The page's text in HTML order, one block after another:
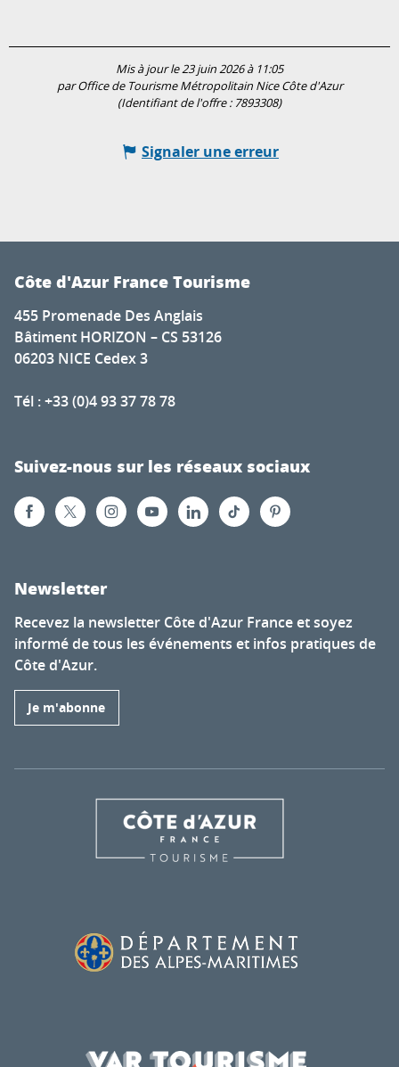
Mis à jour le 23 juin 2026 à 11:05
par Office de Tourisme Métropolitain Nice Côte d'Azur
(Identifiant de l'offre : 7893308)
Signaler une erreur
Côte d'Azur France Tourisme
455 Promenade Des Anglais
Bâtiment HORIZON – CS 53126
06203 NICE Cedex 3
Tél : +33 (0)4 93 37 78 78
Suivez-nous sur les réseaux sociaux
Newsletter
Recevez la newsletter Côte d'Azur France et soyez
informé de tous les événements et infos pratiques de
Côte d'Azur.
Je m'abonne